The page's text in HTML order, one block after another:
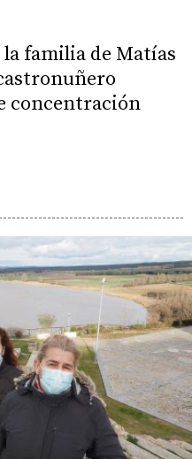
la familia de Matías
concentración